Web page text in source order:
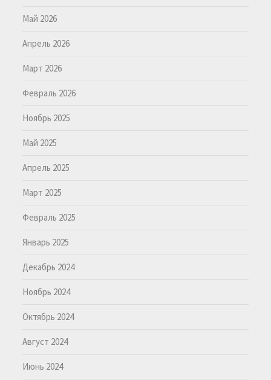
Май 2026
Апрель 2026
Март 2026
Февраль 2026
Ноябрь 2025
Май 2025
Апрель 2025
Март 2025
Февраль 2025
Январь 2025
Декабрь 2024
Ноябрь 2024
Октябрь 2024
Август 2024
Июнь 2024